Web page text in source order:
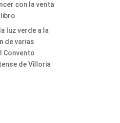
con la venta
luz verde a la
de varias
Convento
de Villoria